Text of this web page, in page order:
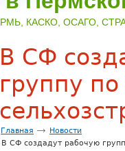
КАСКО, ОСАГО,
В СФ
группу по
Главная
Новости
В СФ создадут рабочую